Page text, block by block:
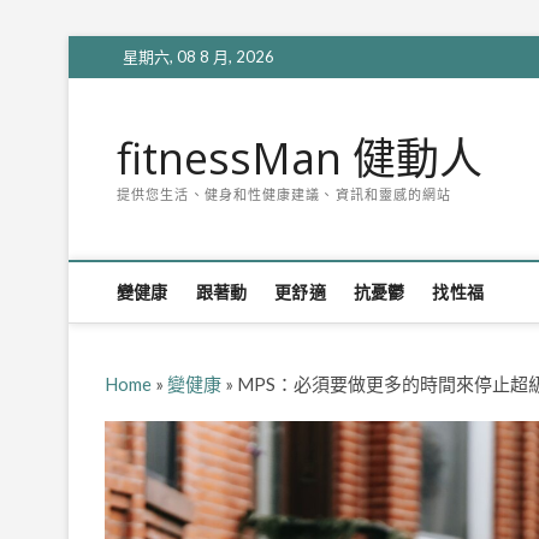
to
星期六, 08 8 月, 2026
fitnessMan 健動人
提供您生活、健身和性健康建議、資訊和靈感的網站
變健康 跟著動 更舒適 抗憂鬱 找性福
Home » 變健康 » MPS：必須要做更多的時間來停止超